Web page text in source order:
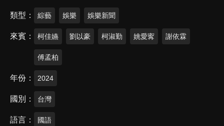
類型 綜藝 娛樂 娛樂新聞
來賓 柯佳嬿 劉以豪 柯淑勤 姚愛寗 謝依霖
傅孟柏
年份 2024
國別 台灣
語言 國語